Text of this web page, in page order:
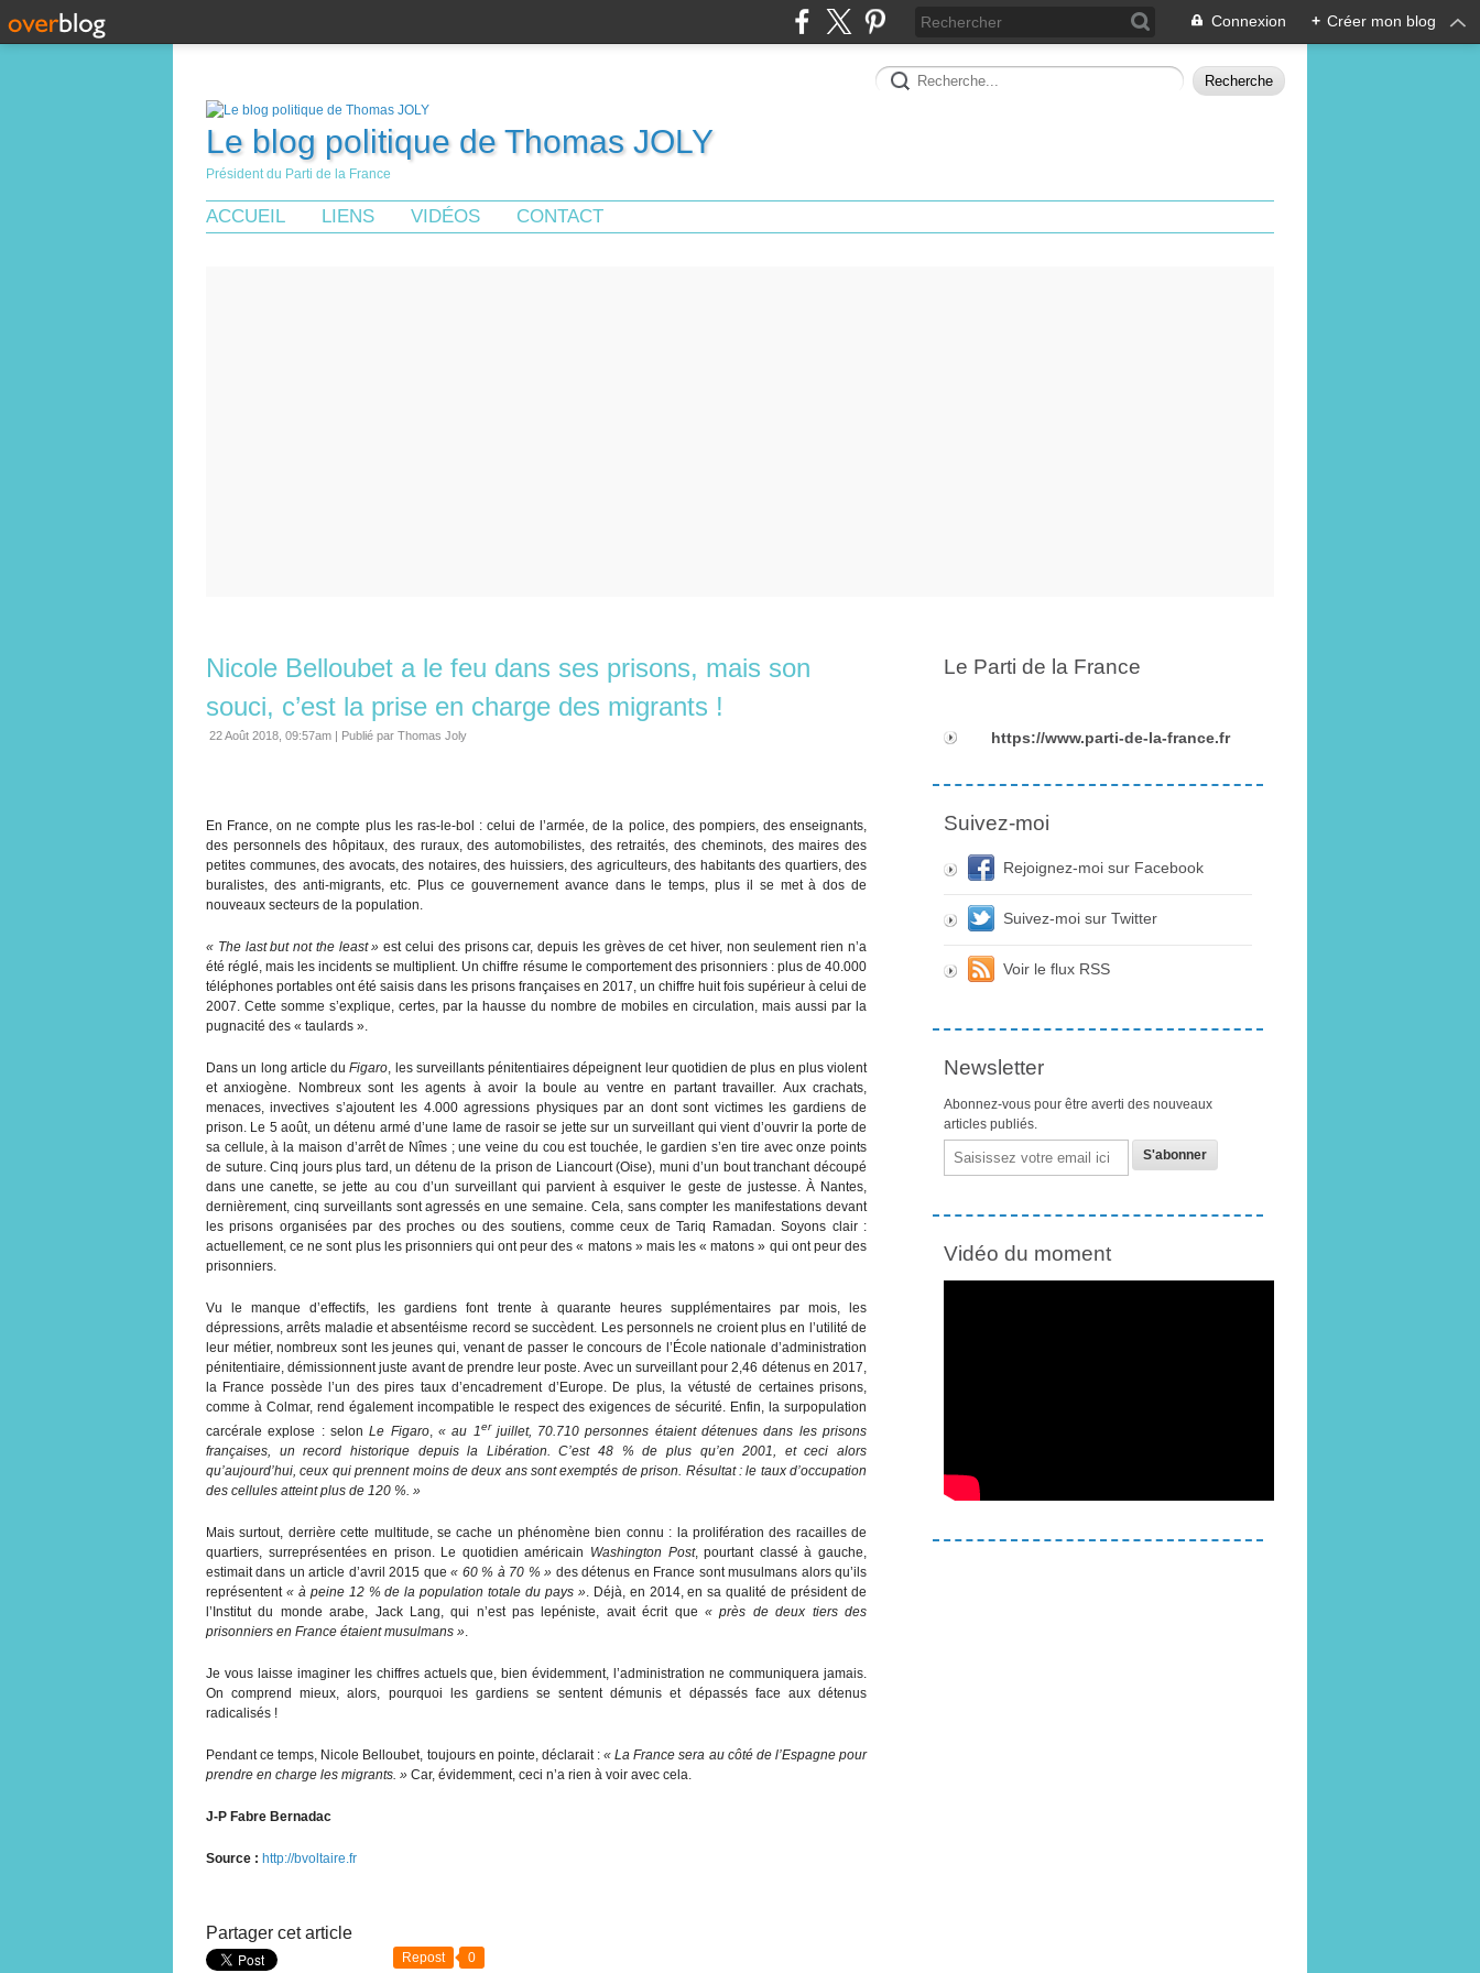
Connexion + Créer mon blog
Le blog politique de Thomas JOLY
Président du Parti de la France
ACCUEIL LIENS VIDÉOS CONTACT
Nicole Belloubet a le feu dans ses prisons, mais son
souci, c’est la prise en charge des migrants !
22 Août 2018, 09:57am | Publié par Thomas Joly
En France, on ne compte plus les ras-le-bol : celui de l’armée, de la police, des pompiers, des enseignants,
des personnels des hôpitaux, des ruraux, des automobilistes, des retraités, des cheminots, des maires des
petites communes, des avocats, des notaires, des huissiers, des agriculteurs, des habitants des quartiers, des
buralistes, des anti-migrants, etc. Plus ce gouvernement avance dans le temps, plus il se met à dos de
nouveaux secteurs de la population.
« The last but not the least » est celui des prisons car, depuis les grèves de cet hiver, non seulement rien n’a
été réglé, mais les incidents se multiplient. Un chiffre résume le comportement des prisonniers : plus de 40.000
téléphones portables ont été saisis dans les prisons françaises en 2017, un chiffre huit fois supérieur à celui de
2007. Cette somme s’explique, certes, par la hausse du nombre de mobiles en circulation, mais aussi par la
pugnacité des « taulards ».
Dans un long article duFigaro, les surveillants pénitentiaires dépeignent leur quotidien de plus en plus violent
et anxiogène. Nombreux sont les agents à avoir la boule au ventre en partant travailler. Aux crachats,
menaces, invectives s’ajoutent les 4.000 agressions physiques par an dont sont victimes les gardiens de
prison. Le 5 août, un détenu armé d’une lame de rasoir se jette sur un surveillant qui vient d’ouvrir la porte de
sa cellule, à la maison d’arrêt de Nîmes ; une veine du cou est touchée, le gardien s’en tire avec onze points
de suture. Cinq jours plus tard, un détenu de la prison de Liancourt (Oise), muni d’un bout tranchant découpé
dans une canette, se jette au cou d’un surveillant qui parvient à esquiver le geste de justesse. À Nantes,
dernièrement, cinq surveillants sont agressés en une semaine. Cela, sans compter les manifestations devant
les prisons organisées par des proches ou des soutiens, comme ceux de Tariq Ramadan. Soyons clair :
actuellement, ce ne sont plus les prisonniers qui ont peur des « matons » mais les « matons » qui ont peur des
prisonniers.
Vu le manque d’effectifs, les gardiens font trente à quarante heures supplémentaires par mois, les
dépressions, arrêts maladie et absentéisme record se succèdent. Les personnels ne croient plus en l’utilité de
leur métier, nombreux sont les jeunes qui, venant de passer le concours de l’École nationale d’administration
pénitentiaire, démissionnent juste avant de prendre leur poste. Avec un surveillant pour 2,46 détenus en 2017,
la France possède l’un des pires taux d’encadrement d’Europe. De plus, la vétusté de certaines prisons,
comme à Colmar, rend également incompatible le respect des exigences de sécurité. Enfin, la surpopulation
carcérale explose : selonLe Figaro, « au 1erjuillet, 70.710 personnes étaient détenues dans les prisons
françaises, un record historique depuis la Libération. C’est 48 % de plus qu’en 2001, et ceci alors
qu’aujourd’hui, ceux qui prennent moins de deux ans sont exemptés de prison. Résultat : le taux d’occupation
des cellules atteint plus de 120 %. »
Mais surtout, derrière cette multitude, se cache un phénomène bien connu : la prolifération des racailles de
quartiers, surreprésentées en prison. Le quotidien américain Washington Post, pourtant classé à gauche,
estimait dans un article d’avril 2015 que« 60 % à 70 % » des détenus en France sont musulmans alors qu’ils
représentent « à peine 12 % de la population totale du pays ». Déjà, en 2014, en sa qualité de président de
l’Institut du monde arabe, Jack Lang, qui n’est pas lepéniste, avait écrit que« près de deux tiers des
prisonniers en France étaient musulmans ».
Je vous laisse imaginer les chiffres actuels que, bien évidemment, l’administration ne communiquera jamais.
On comprend mieux, alors, pourquoi les gardiens se sentent démunis et dépassés face aux détenus
radicalisés !
Pendant ce temps, Nicole Belloubet, toujours en pointe, déclarait :« La France sera au côté de l’Espagne pour
prendre en charge les migrants. » Car, évidemment, ceci n’a rien à voir avec cela.
J-P Fabre Bernadac
Source : http://bvoltaire.fr
Partager cet article
Repost 0
Le Parti de la France
https://www.parti-de-la-france.fr
Suivez-moi
Rejoignez-moi sur Facebook
Suivez-moi sur Twitter
Voir le flux RSS
Newsletter
Abonnez-vous pour être averti des nouveaux
articles publiés.
Email
Vidéo du moment